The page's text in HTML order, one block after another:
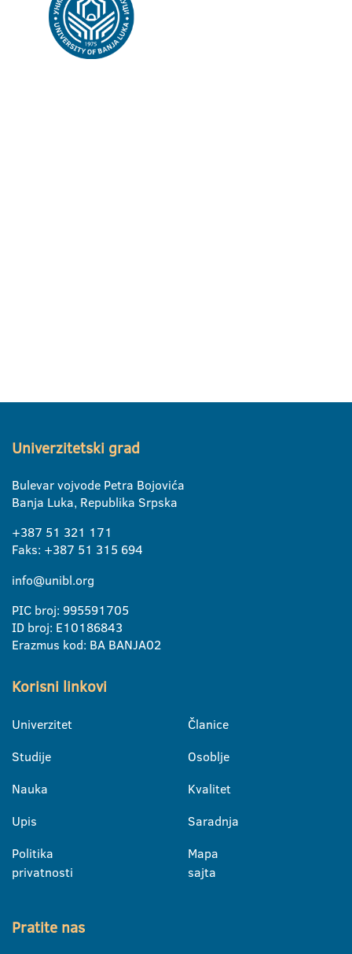
Univerzitetski grad
Bulevar vojvode Petra Bojovića
Banja Luka, Republika Srpska
+387 51 321 171
Faks: +387 51 315 694
info@unibl.org
PIC broj: 995591705
ID broj: E10186843
Erazmus kod: BA BANJA02
Korisni linkovi
Univerzitet
Studije
Nauka
Upis
Politika
privatnosti
Članice
Osoblje
Kvalitet
Saradnja
Mapa
sajta
Pratite nas